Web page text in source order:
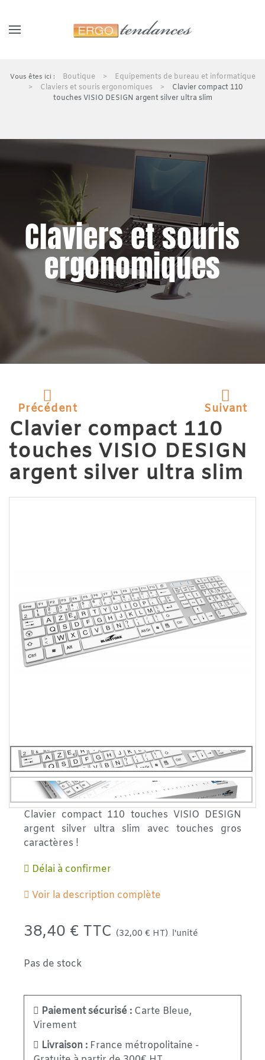
Skip to main content
Boutique
Equipements de bureau et informatique
Claviers et souris ergonomiques
Clavier compact 110
touches VISIO DESIGN argent silver ultra slim
Claviers et souris
ergonomiques
Précédent Suivant
Clavier compact 110
touches VISIO DESIGN
argent silver ultra slim
Clavier compact 110 touches VISIO DESIGN
argent silver ultra slim avec touches gros
caractères !
Délai à confirmer
Voir la description complète
38,40 € TTC (32,00 € HT) l'unité
Pas de stock
Paiement sécurisé : Carte Bleue,
Virement
Livraison : France métropolitaine -